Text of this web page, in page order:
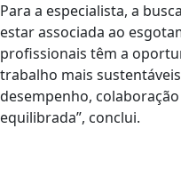
Para a especialista, a
estar associada ao
profissionais têm a
trabalho mais
desempenho,
equilibrada”, conclui.